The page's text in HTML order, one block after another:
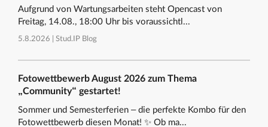
Aufgrund von Wartungsarbeiten steht Opencast von
Freitag, 14.08., 18:00 Uhr bis voraussichtl...
5.8.2026 | Stud.IP Blog
Fotowettbewerb August 2026 zum Thema
„Community“ gestartet!
Sommer und Semesterferien – die perfekte Kombo für den
Fotowettbewerb diesen Monat! ✨ Ob ma...